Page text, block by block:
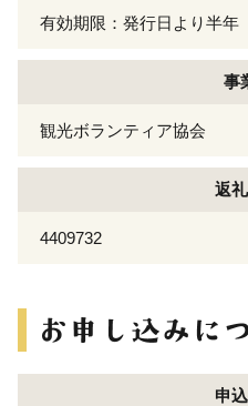
有効期限：発行日より半年
事
観光ボランティア協会
返
4409732
申